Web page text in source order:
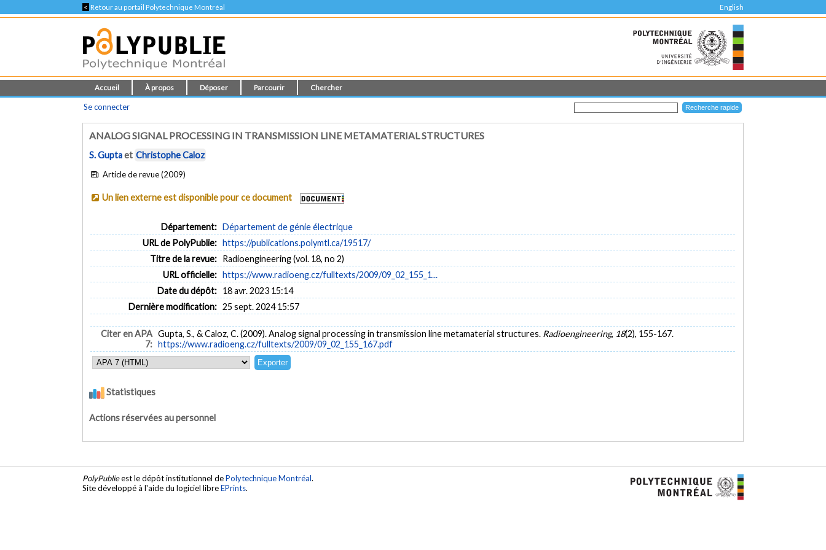
< Retour au portail Polytechnique Montréal English
Accueil À propos Déposer Parcourir Chercher
Se connecter
ANALOG SIGNAL PROCESSING IN TRANSMISSION LINE METAMATERIAL STRUCTURES
S. Guptaet Christophe Caloz
Article de revue (2009)
Un lien externe est disponible pour ce document
Département: Département de génie électrique
URL de PolyPublie: https://publications.polymtl.ca/19517/
Titre de la revue: Radioengineering (vol. 18, no 2)
URL officielle: https://www.radioeng.cz/fulltexts/2009/09_02_155_1...
Date du dépôt: 18 avr. 2023 15:14
Dernière modification: 25 sept. 2024 15:57
Citer en APA
7:
Gupta, S., & Caloz, C. (2009). Analog signal processing in transmission line metamaterial structures. Radioengineering, 18(2), 155-167.
https://www.radioeng.cz/fulltexts/2009/09_02_155_167.pdf
Statistiques
Actions réservées au personnel
PolyPublieest le dépôt institutionnel dePolytechnique Montréal.
Site développé à l'aide du logiciel libreEPrints.